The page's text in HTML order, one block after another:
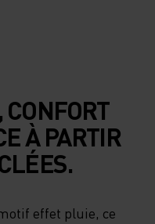
À PARTIR
effet pluie, ce